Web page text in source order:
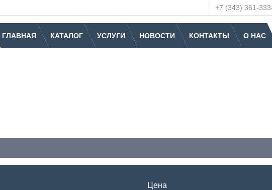
+7 (343) 361-
ГЛАВНАЯ КАТАЛОГ УСЛУГИ НОВОСТИ КОНТАКТЫ О НАС
Цена